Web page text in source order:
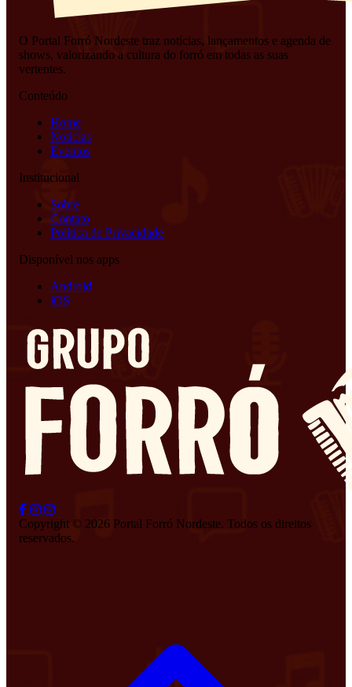
O Portal Forró Nordeste traz notícias, lançamentos e agenda de
shows, valorizando a cultura do forró em todas as suas
vertentes.
Conteúdo
Home
Notícias
Eventos
Institucional
Sobre
Contato
Política de Privacidade
Disponível nos apps
Android
iOS
Copyright © 2026 Portal Forró Nordeste. Todos os direitos
reservados.